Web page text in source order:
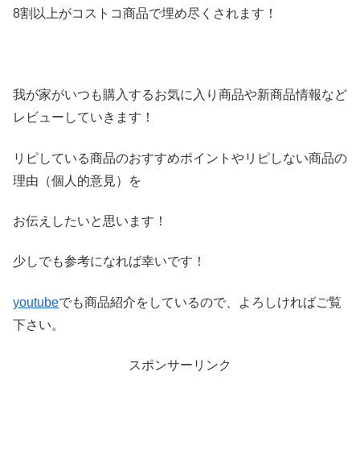
8割以上がコストコ商品で埋め尽くされます！
我が家がいつも購入するお気に入り商品や新商品情報など
レビ ューしていきます！
リピしている商品のおすすめポイントやリピしない商品の
理由（個人的意見）を
お伝えしたいと思います！
少しでも参考になれば幸いです！
youtubeでも商品紹介をしているので、よろしければご覧
下さい。
スポンサーリンク